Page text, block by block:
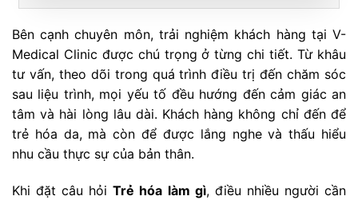
Bên cạnh chuyên môn, trải nghiệm khách hàng tại V-
Medical Clinic được chú trọng ở từng chi tiết. Từ khâu
tư vấn, theo dõi trong quá trình điều trị đến chăm sóc
sau liệu trình, mọi yếu tố đều hướng đến cảm giác an
tâm và hài lòng lâu dài. Khách hàng không chỉ đến để
trẻ hóa da, mà còn để được lắng nghe và thấu hiểu
nhu cầu thực sự của bản thân.
Khi đặt câu hỏiTrẻ hóa làm gì, điều nhiều người cần